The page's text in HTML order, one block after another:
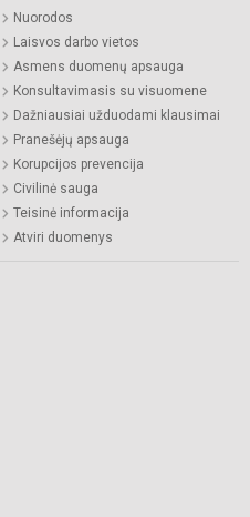
Nuorodos
Laisvos darbo vietos
Asmens duomenų apsauga
Konsultavimasis su visuomene
Dažniausiai užduodami klausimai
Pranešėjų apsauga
Korupcijos prevencija
Civilinė sauga
Teisinė informacija
Atviri duomenys